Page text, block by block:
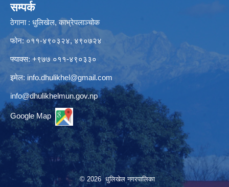
सम्पर्क
ठेगाना : धुलिखेल, काभ्रेपलाञ्चोक
फोन: ०११-४९०३२४, ४९०७२४
फ्याक्स: +९७७ ०११-४९०३३०
इमेल: info.dhulikhel@gmail.com
info@dhulikhelmun.gov.np
Google Map
© 2026 धुलिखेल नगरपालिका